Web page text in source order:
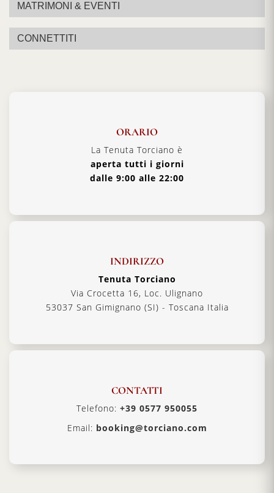
MATRIMONI & EVENTI
CONNETTITI
ORARIO
La Tenuta Torciano è
aperta tutti i giorni
dalle 9:00 alle 22:00
INDIRIZZO
Tenuta Torciano
Via Crocetta 16, Loc. Ulignano
53037 San Gimignano (SI) - Toscana Italia
CONTATTI
Telefono: +39 0577 950055
Email: booking@torciano.com